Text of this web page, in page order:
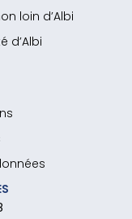
loin d’Albi
d’Albi